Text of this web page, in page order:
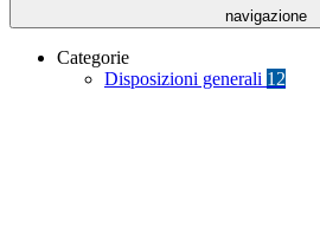
navigazione
Categorie
Disposizioni generali 12